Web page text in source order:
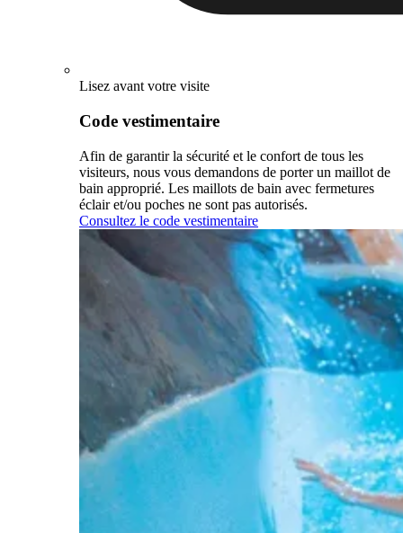
Lisez avant votre visite
Code vestimentaire
Afin de garantir la sécurité et le confort de tous les
visiteurs, nous vous demandons de porter un maillot de
bain approprié. Les maillots de bain avec fermetures
éclair et/ou poches ne sont pas autorisés.
Consultez le code vestimentaire